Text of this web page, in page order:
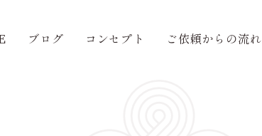
ブログ コンセプト ご依頼からの流れ